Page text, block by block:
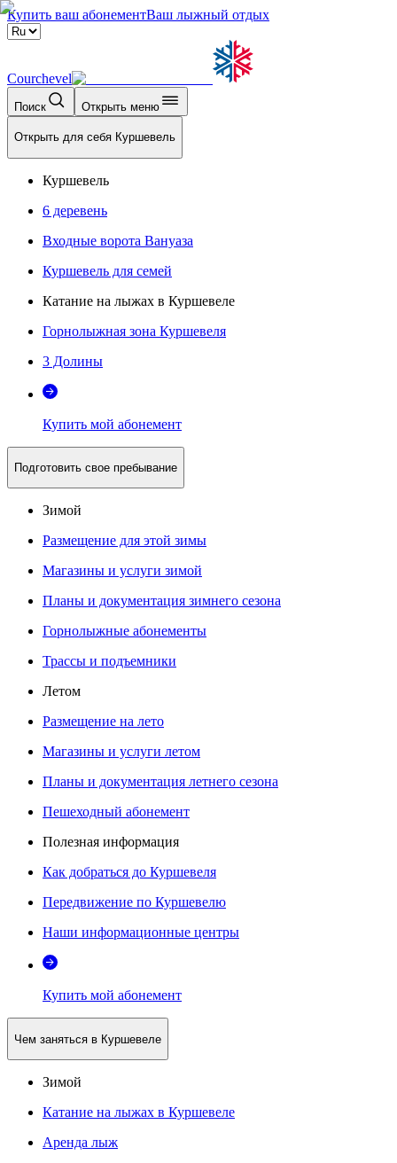
Купить ваш абонементВаш лыжный отдых
Courchevel
Поиск Открыть меню
Открыть для себя Куршевель
Куршевель
6 деревень
Входные ворота Вануаза
Куршевель для семей
Катание на лыжах в Куршевеле
Горнолыжная зона Куршевеля
3 Долины
Купить мой абонемент
Подготовить свое пребывание
Зимой
Размещение для этой зимы
Магазины и услуги зимой
Планы и документация зимнего сезона
Горнолыжные абонементы
Трассы и подъемники
Летом
Размещение на лето
Магазины и услуги летом
Планы и документация летнего сезона
Пешеходный абонемент
Полезная информация
Как добраться до Куршевеля
Передвижение по Куршевелю
Наши информационные центры
Купить мой абонемент
Чем заняться в Куршевеле
Зимой
Катание на лыжах в Куршевеле
Аренда лыж